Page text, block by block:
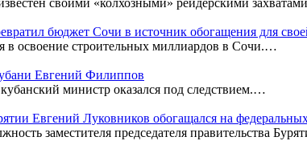
бюджет Сочи в источник обогащения для
освоение строительных миллиардов в Сочи.…
Евгений Филиппов
министр оказался под следствием.…
Евгений Луковников обогащался на
заместителя председателя правительства